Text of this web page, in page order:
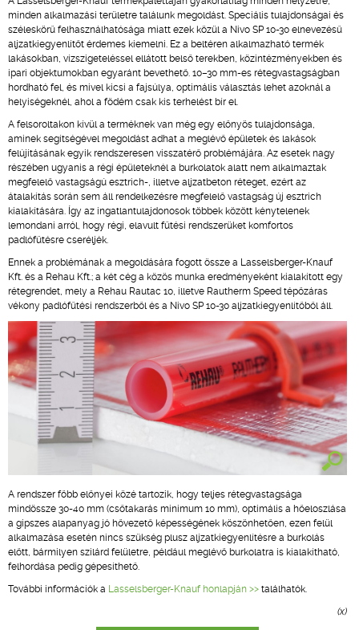
minden alkalmazási területre találunk megoldást. Speciális tulajdonságai és
széleskörű felhasználhatósága miatt ezek közül a Nivo SP 10-30 elnevezésű
aljzatkiegyenlítőt érdemes kiemelni. Ez a beltéren alkalmazható termék
lakásokban, vízszigeteléssel ellátott belső terekben, közintézményekben és
ipari objektumokban egyaránt bevethető. 10–30 mm-es rétegvastagságban
hordható fel, és mivel kicsi a fajsúlya, optimális választás lehet azoknál a
helyiségeknél, ahol a födém csak kis terhelést bír el.
A felsoroltakon kívül a terméknek van még egy előnyös tulajdonsága,
aminek segítségével megoldást adhat a meglévő épületek és lakások
felújításának egyik rendszeresen visszatérő problémájára. Az esetek nagy
részében ugyanis a régi épületeknél a burkolatok alatt nem alkalmaztak
megfelelő vastagságú esztrich-, illetve aljzatbeton réteget, ezért az
átalakítás során sem áll rendelkezésre megfelelő vastagság új esztrich
kialakítására. Így az ingatlantulajdonosok többek között kénytelenek
lemondani arról, hogy régi, elavult fűtési rendszerüket komfortos
padlófűtésre cseréljék.
Ennek a problémának a megoldására fogott össze a Lasselsberger-Knauf
Kft. és a Rehau Kft.; a két cég a közös munka eredményeként kialakított egy
rétegrendet, mely a Rehau Rautac 10, illetve Rautherm Speed tépőzáras
vékony padlófűtési rendszerből és a Nivo SP 10-30 aljzatkiegyenlítőből áll.
A rendszer főbb előnyei közé tartozik, hogy teljes rétegvastagsága
mindössze 30-40 mm (csőtakarás minimum 10 mm), optimális a hőeloszlása
a gipszes alapanyag jó hővezető képességének köszönhetően, ezen felül
alkalmazása esetén nincs szükség plusz aljzatkiegyenlítésre a burkolás
előtt, bármilyen szilárd felületre, például meglévő burkolatra is kialakítható,
felhordása pedig gépesíthető.
További információk a Lasselsberger-Knauf honlapján >> találhatók.
(x)